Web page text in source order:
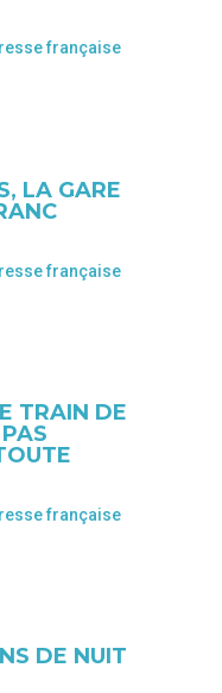
française
LA GARE
française
TRAIN DE
française
DE NUIT